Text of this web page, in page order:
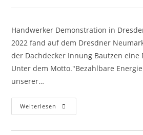
Handwerker Demonstration in
2022 fand auf dem Dresdner
der Dachdecker Innung Bautzen
Unter dem Motto."Bezahlbare
unserer…
Weiterlesen Handwerker
Demonstration